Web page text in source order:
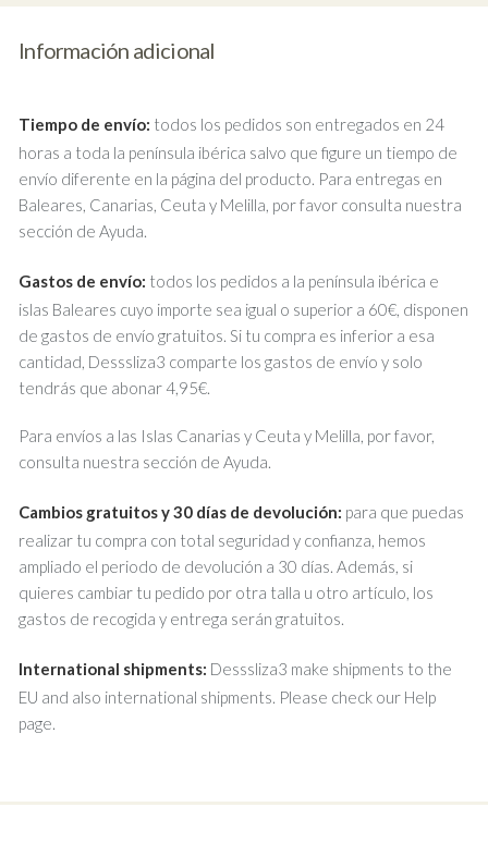
Información adicional
Tiempo de envío: todos los pedidos son entregados en 24
horas a toda la península ibérica salvo que figure un tiempo de
envío diferente en la página del producto. Para entregas en
Baleares, Canarias, Ceuta y Melilla, por favor consulta nuestra
sección de Ayuda.
Gastos de envío: todos los pedidos a la península ibérica e
islas Baleares cuyo importe sea igual o superior a 60€, disponen
de gastos de envío gratuitos. Si tu compra es inferior a esa
cantidad, Desssliza3 comparte los gastos de envío y solo
tendrás que abonar 4,95€.
Para envíos a las Islas Canarias y Ceuta y Melilla, por favor,
consulta nuestra sección de Ayuda.
Cambios gratuitos y 30 días de devolución: para que puedas
realizar tu compra con total seguridad y confianza, hemos
ampliado el periodo de devolución a 30 días. Además, si
quieres cambiar tu pedido por otra talla u otro artículo, los
gastos de recogida y entrega serán gratuitos.
International shipments: Desssliza3 make shipments to the
EU and also international shipments. Please check our Help
page.